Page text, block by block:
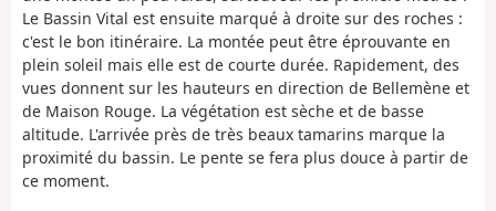
Le Bassin Vital est ensuite marqué à droite sur des roches :
c'est le bon itinéraire. La montée peut être éprouvante en
plein soleil mais elle est de courte durée. Rapidement, des
vues donnent sur les hauteurs en direction de Bellemène et
de Maison Rouge. La végétation est sèche et de basse
altitude. L'arrivée près de très beaux tamarins marque la
proximité du bassin. Le pente se fera plus douce à partir de
ce moment.